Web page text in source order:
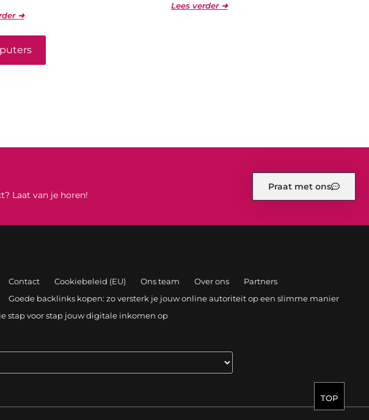
TOP
➜
Lees verder ➜
Laat van je horen!
Praat met ons
Contact Cookiebeleid (EU) Ons team Over ons
Partners
Goede backlinks kopen: zo versterk je jouw online autoriteit op een slimme manier
stap voor stap jouw digitale inkomen op